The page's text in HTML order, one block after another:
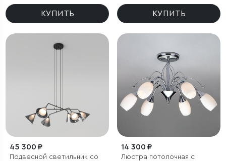
КУПИТЬ КУПИТЬ
45 300 ₽
Подвесной светильник со
14 300 ₽
Люстра потолочная с